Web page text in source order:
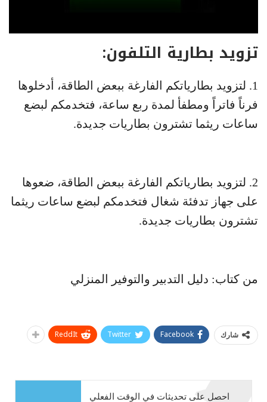
تزويد بطارية التلفون:
1. لتزويد بطارياتكم الفارغة ببعض الطاقة، أدخلوها
فرناً فاتراً ومطفأ لمدة ربع ساعة، فتخدمكم لبضع
ساعات ريثما تشترون بطاريات جديدة.
2. لتزويد بطارياتكم الفارغة ببعض الطاقة، ضعوها
على جهاز تدفئة شغال فتخدمكم لبضع ساعات ريثما
تشترون بطاريات جديدة.
من كتاب: دليل التدبير والتوفير المنزلي
شارك Facebook
Twitter
ReddIt
احصل على تحديثات في الوقت الفعلي